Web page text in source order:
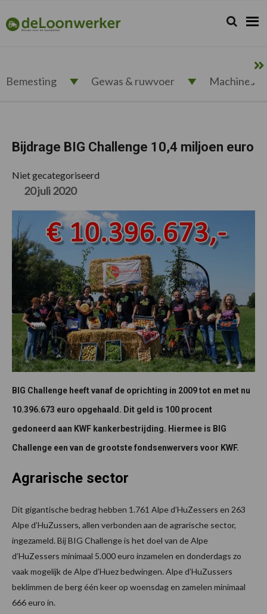
de
hoofdnavigatie
de
hoofd
de
eerste
de
voettekst
deloonwerker.nl Zoeken...
Zoek
Bemesting Gewas & ruwvoer Machines
Bijdrage BIG Challenge 10,4 miljoen euro
Niet gecategoriseerd
20 juli 2020
BIG Challenge heeft vanaf de oprichting in 2009 tot en met nu
10.396.673 euro opgehaald. Dit geld is 100 procent
gedoneerd aan KWF kankerbestrijding. Hiermee is BIG
Challenge een van de grootste fondsenwervers voor KWF.
Agrarische sector
Dit gigantische bedrag hebben 1.761 Alpe d’HuZessers en 263
Alpe d’HuZussers, allen verbonden aan de agrarische sector,
ingezameld. Bij BIG Challenge is het doel van de Alpe
d’HuZessers minimaal 5.000 euro inzamelen en donderdags zo
vaak mogelijk de Alpe d’Huez bedwingen. Alpe d’HuZussers
beklimmen de berg één keer op woensdag en zamelen minimaal
666 euro in.